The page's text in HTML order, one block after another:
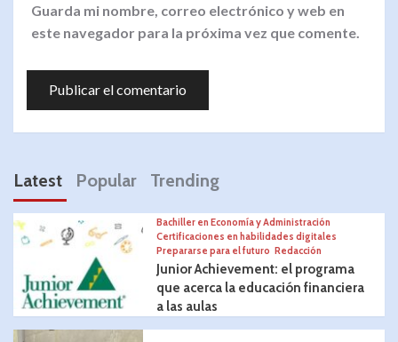
Guarda mi nombre, correo electrónico y web en
este navegador para la próxima vez que comente.
Latest Popular Trending
Bachiller en Economía y Administración
Certificaciones en habilidades digitales
Prepararse para el futuro Redacción
Junior Achievement: el programa
que acerca la educación financiera
a las aulas